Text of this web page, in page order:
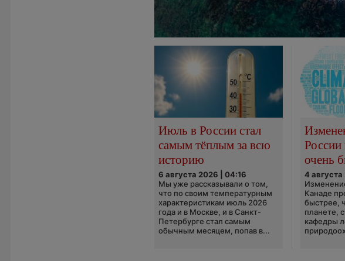
Июль в России стал
самым тёплым за всю
историю
6 августа 2026 | 04:16
Мы уже рассказывали о том,
что по своим температурным
характеристикам июль 2026
года и в Москве, и в Санкт-
Петербурге стал самым
обычным месяцем, попав в...
России
очень
4
Канаде
быстрее,
планете,
кафедры